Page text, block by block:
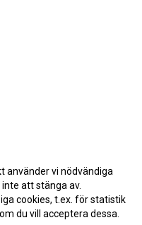
använder vi nödvändiga
att stänga av.
cookies, t.ex. för statistik
du vill acceptera dessa.